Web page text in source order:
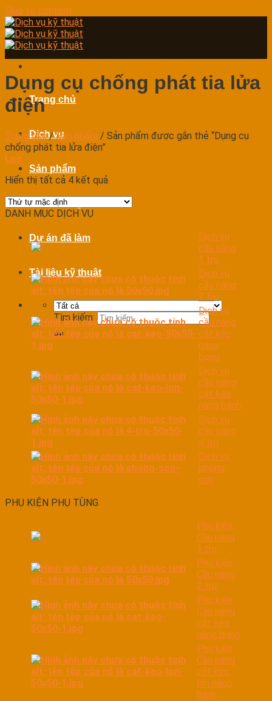
Skip to content
Trang chủ
Dịch vụ
Sản phẩm
Bảo dưỡng
Dự án đã làm
Tài liệu kỹ thuật
Tìm kiếm:
Dụng cụ chống phát tia lửa
điện
Trang chủ / Sản phẩm / Sản phẩm được gắn thẻ “Dụng cụ
chống phát tia lửa điện”
Lọc
Hiển thị tất cả 4 kết quả
DANH MỤC DỊCH VỤ
Dịch vụ
cầu nâng
1 trụ
Dịch vụ
cầu nâng
2 trụ
Dịch vụ
cầu nâng
cắt kéo
nâng
bụng
Dịch vụ
cầu nâng
cắt kéo
nâng bánh
Dịch vụ
cầu nâng
4 trụ
Dịch vụ
phòng
sơn
PHỤ KIỆN PHỤ TÙNG
Phụ kiện
Cầu nâng
1 trụ
Phụ kiện
Cầu nâng
2 trụ
Phụ kiện
Cầu nâng
cắt kéo
nâng bụng
Phụ kiện
Cầu nâng
cắt kéo
lớn nâng
bánh